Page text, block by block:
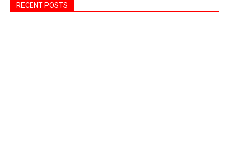
RECENT POSTS